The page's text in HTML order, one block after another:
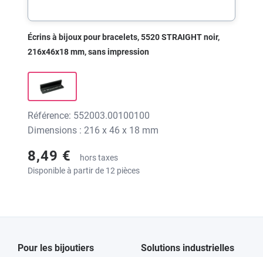
Écrins à bijoux pour bracelets, 5520 STRAIGHT noir,
216x46x18 mm, sans impression
Référence: 552003.00100100
Dimensions : 216 x 46 x 18 mm
8,49 €
hors taxes
Disponible à partir de 12 pièces
Pour les bijoutiers Solutions industrielles